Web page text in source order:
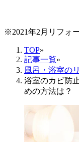
※2021年2月リフォ
TOP»
記事一覧»
風呂・浴室の
浴室のカビ防
めの方法は？